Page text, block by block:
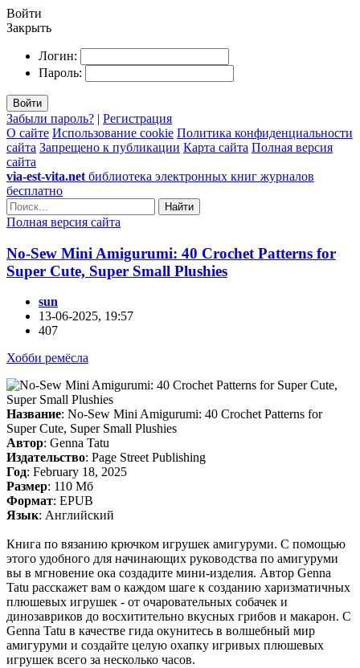
Войти
Закрыть
Логин:
Пароль:
Войти
Забыли пароль? | Регистрация
О сайте Использование cookie Политика конфиденциальности
сайта Запрещено к публикации Карта сайта Полная версия
сайта
via-est-vita.net библиотека электронных книг журналов
бесплатно
Найти
Полная версия сайта
No-Sew Mini Amigurumi: 40 Crochet Patterns for
Super Cute, Super Small Plushies
sun
13-06-2025, 19:57
407
Хобби ремёсла
Название: No-Sew Mini Amigurumi: 40 Crochet Patterns for
Super Cute, Super Small Plushies
Автор: Genna Tatu
Издательство: Page Street Publishing
Год: February 18, 2025
Размер: 110 Мб
Формат: EPUB
Язык: Английский
Книга по вязанию крючком игрушек амигуруми. С помощью
этого удобного для начинающих руководства по амигуруми
вы в мгновение ока создадите мини-изделия. Автор Genna
Tatu расскажет вам о каждом шаге к созданию харизматичных
плюшевых игрушек - от очаровательных собачек и
динозавриков до восхитительно вкусных грибов и макарон. С
Genna Tatu в качестве гида окунитесь в волшебный мир
амигуруми и создайте целую охапку игривых плюшевых
игрушек всего за несколько часов.